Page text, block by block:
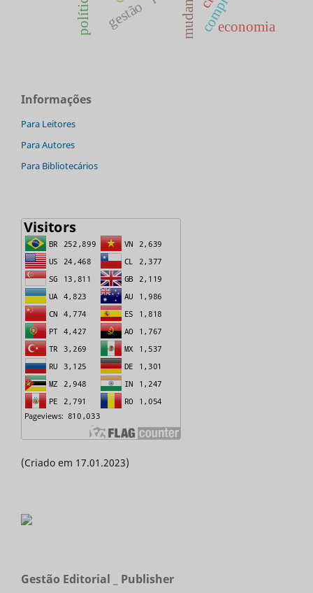
gestão mudança economia
Informações
Para Leitores
Para Autores
Para Bibliotecários
(Criado em 17.01.2023)
Gestão Editorial _ Publisher